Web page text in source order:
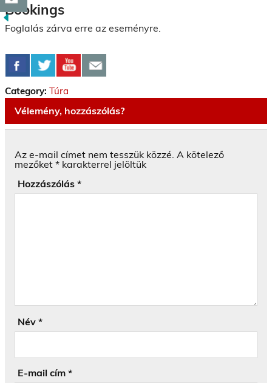
Bookings
Foglalás zárva erre az eseményre.
Category: Túra
Vélemény, hozzászólás?
Az e-mail címet nem tesszük közzé. A kötelező
mezőket * karakterrel jelöltük
Hozzászólás *
Név *
E-mail cím *